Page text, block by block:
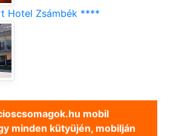
Hotel Zsámbék ****
mobil
minden kütyüjén, mobilján